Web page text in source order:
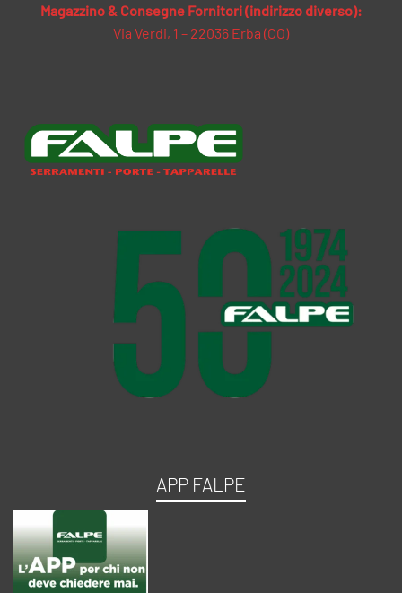
Magazzino & Consegne Fornitori (indirizzo diverso):
Via Verdi, 1 – 22036 Erba (CO)
APP FALPE